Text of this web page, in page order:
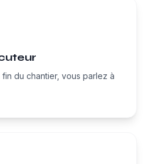
du chantier, vous parlez à